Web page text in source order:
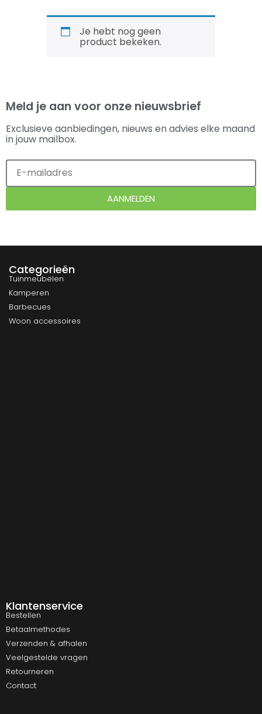
Je hebt nog geen
product bekeken.
Meld je aan voor onze nieuwsbrief
Exclusieve aanbiedingen, nieuws en advies elke maand
in jouw mailbox.
AANMELDEN
Categorieën
Tuinmeubelen
Kamperen
Barbecues
Woon accessoires
Klantenservice
Bestellen
Betaalmethodes
Verzenden & afhalen
Veelgestelde vragen
Retourneren
Contact